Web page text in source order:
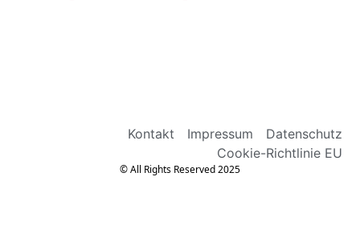
Kontakt Impressum
Datenschutz
Cookie-Richtlinie EU
© All Rights Reserved 2025